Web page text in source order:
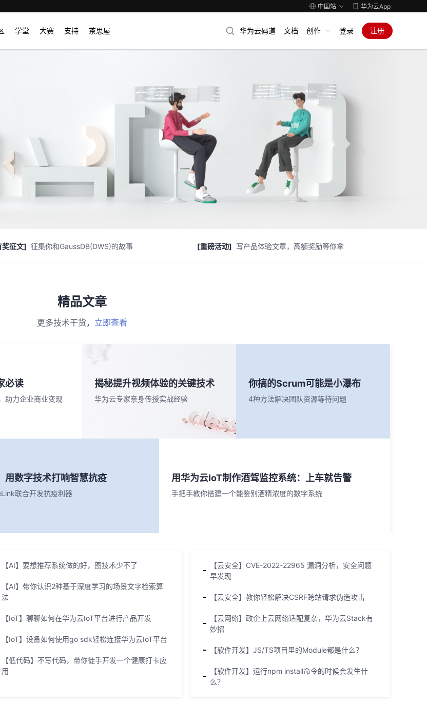
中国站 华为云App
学堂 大赛 支持 茶思屋 华为云码道 文档 创作 登录 注册
奖征文] 征集你和GaussDB(DWS)的故事 [重磅活动] 写产品体验文章，高额奖励等你拿
精品文章
更多技术干货， 立即查看
必读
助力企业商业变现
揭秘提升视频体验的关键技术
华为云专家亲身传授实战经验
你搞的Scrum可能是小瀑布
4种方法解决团队资源等待问题
用数字技术打响智慧抗疫
联合开发抗疫利器
用华为云IoT制作酒驾监控系统：上车就告警
手把手教你搭建一个能鉴别酒精浓度的数字系统
【AI】要想推荐系统做的好，图技术少不了
【AI】带你认识2种基于深度学习的场景文字检索算
法
【IoT】聊聊如何在华为云IoT平台进行产品开发
【IoT】设备如何使用go sdk轻松连接华为云IoT平台
【低代码】不写代码，带你徒手开发一个健康打卡应
用
【云安全】CVE-2022-22965 漏洞分析，安全问题
早发现
【云安全】教你轻松解决CSRF跨站请求伪造攻击
【云网络】政企上云网络适配复杂，华为云Stack有
妙招
【软件开发】JS/TS项目里的Module都是什么？
【软件开发】运行npm install命令的时候会发生什
么？